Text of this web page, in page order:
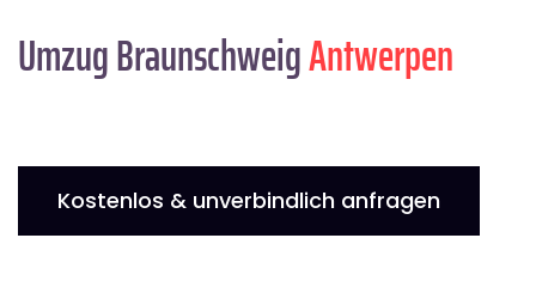
Umzug BraunschweigAntwerpen
Kostenlos & unverbindlich anfragen